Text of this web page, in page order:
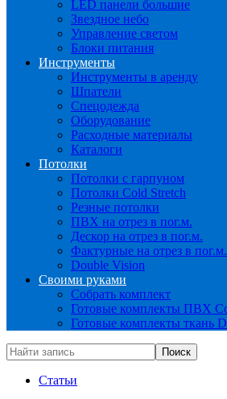
LED панели большие
Звездное небо
Управление светом
Блоки питания
Инструменты
Инструменты в аренду
Шпатели
Спецодежда
Оборудование
Расходные материалы
Каталоги
Потолки
Потолки с гарпуном
Потолки Cold Stretch
Резные потолки
ПВХ на отрез в пог.м.
Дескор на отрез в пог.м.
Фактурные на отрез в пог.м.
Double Vision
Своими руками
Собрать комплект
Готовые комплекты ПВХ
Готовые комплекты ткань
Статьи